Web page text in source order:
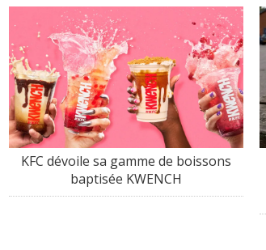
KFC dévoile sa gamme de boissons
baptisée KWENCH